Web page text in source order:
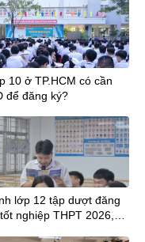
10 ở TP.HCM có cần
để đăng ký?
lớp 12 tập dượt đăng
nghiệp THPT 2026,